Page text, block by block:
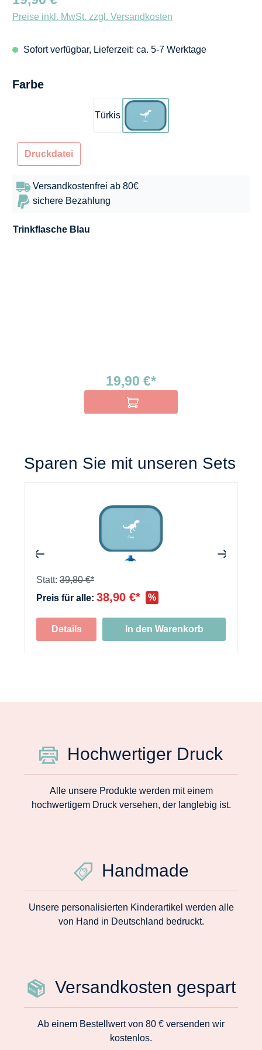
Trinkflasche Blau
19,90 €*
In den Warenkorb
Preise inkl. MwSt. zzgl. Versandkosten
Sofort verfügbar, Lieferzeit: ca. 5-7 Werktage
Farbeauswählen
Türkis
Blau
Druckdatei
Versandkostenfrei ab 80€
sichere Bezahlung
Sparen Sie mit unseren Sets
Statt: 39,80 €*
Preis für alle: 38,90 €* %
Details In den Warenkorb
Hochwertiger Druck
Alle unsere Produkte werden mit einem
hochwertigem Druck versehen, der langlebig ist.
Handmade
Unsere personalisierten Kinderartikel werden alle
von Hand in Deutschland bedruckt.
Versandkosten gespart
Ab einem Bestellwert von 80 € versenden wir
kostenlos.